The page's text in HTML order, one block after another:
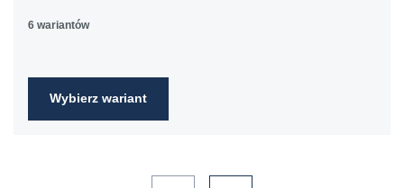
6 wariantów
Wybierz wariant